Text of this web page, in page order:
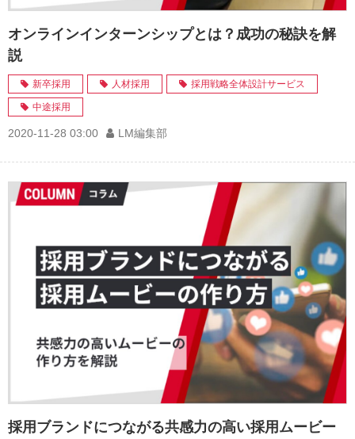
オンラインインターンシップとは？成功の秘訣を解
説
新卒採用 人材採用 採用戦略全体設計サービス
中途採用
2020-11-28 03:00 LM編集部
採用ブランドにつながる共感力の高い採用ムービー